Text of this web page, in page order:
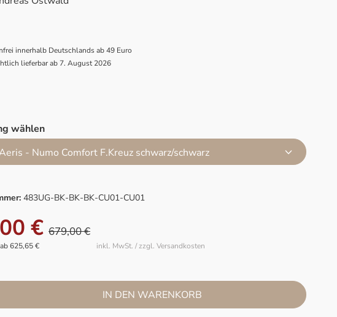
innerhalb Deutschlands ab 49 Euro
lieferbar ab 7. August 2026
wählen
- Numo Comfort F.Kreuz schwarz/schwarz
483UG-BK-BK-BK-CU01-CU01
€ 679,00 €
inkl. MwSt. / zzgl. Versandkosten
625,65 €
IN DEN WARENKORB